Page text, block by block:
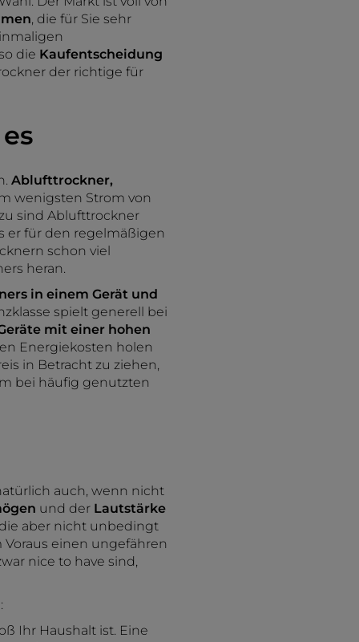
, die für Sie sehr
die Kaufentscheidung
der richtige für
Ablufttrockner,
wenigsten Strom von
sind Ablufttrockner
er für den regelmäßigen
schon viel
heran.
in einem Gerät und
spielt generell bei
mit einer hohen
Energiekosten holen
in Betracht zu ziehen,
bei häufig genutzten
auch, wenn nicht
und der Lautstärke
aber nicht unbedingt
einen ungefähren
nice to have sind,
Ihr Haushalt ist. Eine